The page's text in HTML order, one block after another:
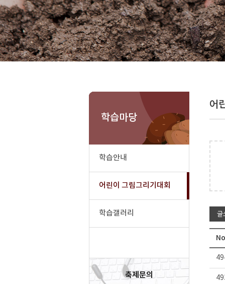
학습마당
학습안내
어린이 그림그리기대회
학습갤러리
축제문의
어
글